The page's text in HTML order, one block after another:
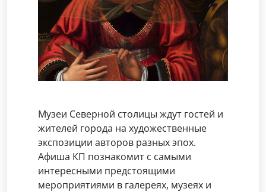
Музеи Северной столицы ждут гостей и
жителей города на художественные
экспозиции авторов разных эпох.
Афиша КП познакомит с самыми
интересными предстоящими
мероприятиями в галереях, музеях и